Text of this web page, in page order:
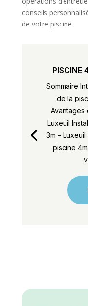
conseils
de votre piscine.
PISCINE
Sommaire
de la
Avantages
Luxeuil
3m –
piscine